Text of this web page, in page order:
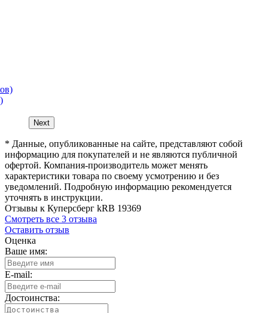
Next
* Данные, опубликованные на сайте, представляют собой
информацию для покупателей и не являются публичной
офертой. Компания-производитель может менять
характеристики товара по своему усмотрению и без
уведомлений. Подробную информацию рекомендуется
уточнять в инструкции.
Отзывы к Куперсберг kRB 19369
Смотреть все 3 отзыва
Оставить отзыв
Оценка
Ваше имя:
E-mail:
Достоинства: